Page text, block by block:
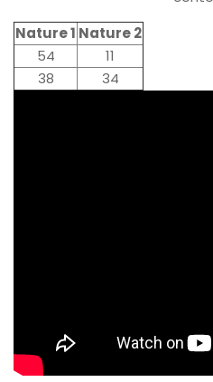
Nature 1 Nature 2
54
11
38
34